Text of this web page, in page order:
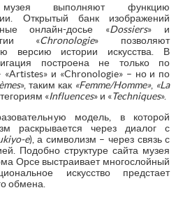
выполняют функцию
Открытый банк изображений
онлайн-досье «Dossiers» и
«Chronologie» позволяют
версию истории искусства. В
построена не только по
«Artistes» и «Chronologie» – но и по
mes», таким как «Femme/Homme», «La
«Influences» и «Techniques».
модель, в которой
раскрывается через диалог с
-e), а символизм – через связь с
Подобно структуре сайта музея
Орсе выстраивает многослойный
искусство предстает
обмена.